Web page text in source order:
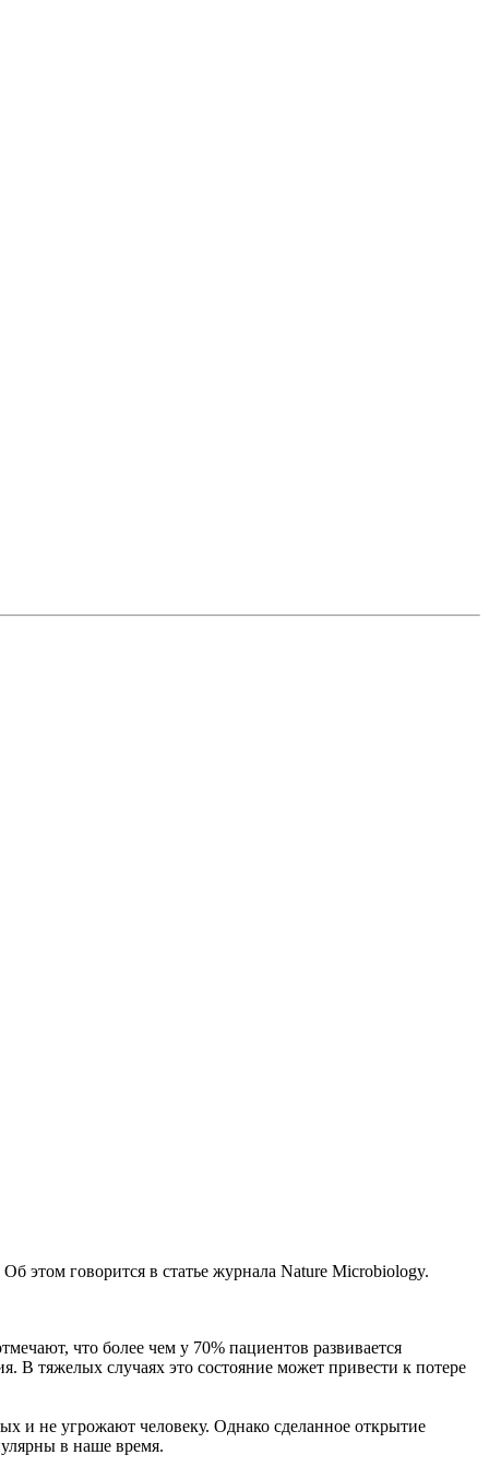
этом говорится в статье журнала Nature Microbiology.
что более чем у 70% пациентов развивается
В тяжелых случаях это состояние может привести к потере
и не угрожают человеку. Однако сделанное открытие
в наше время.